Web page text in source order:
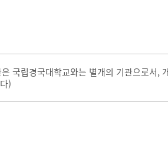
국립경국대학교와는 별개의 기관으로서,
)